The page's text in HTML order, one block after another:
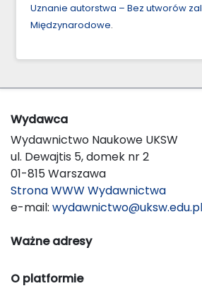
Uznanie autorstwa – Bez utworów
Międzynarodowe.
Wydawca
Wydawnictwo Naukowe UKSW
ul. Dewajtis 5, domek nr 2
01-815 Warszawa
Strona WWW Wydawnictwa
e-mail: wydawnictwo@uksw.edu.pl
Ważne adresy
O platformie